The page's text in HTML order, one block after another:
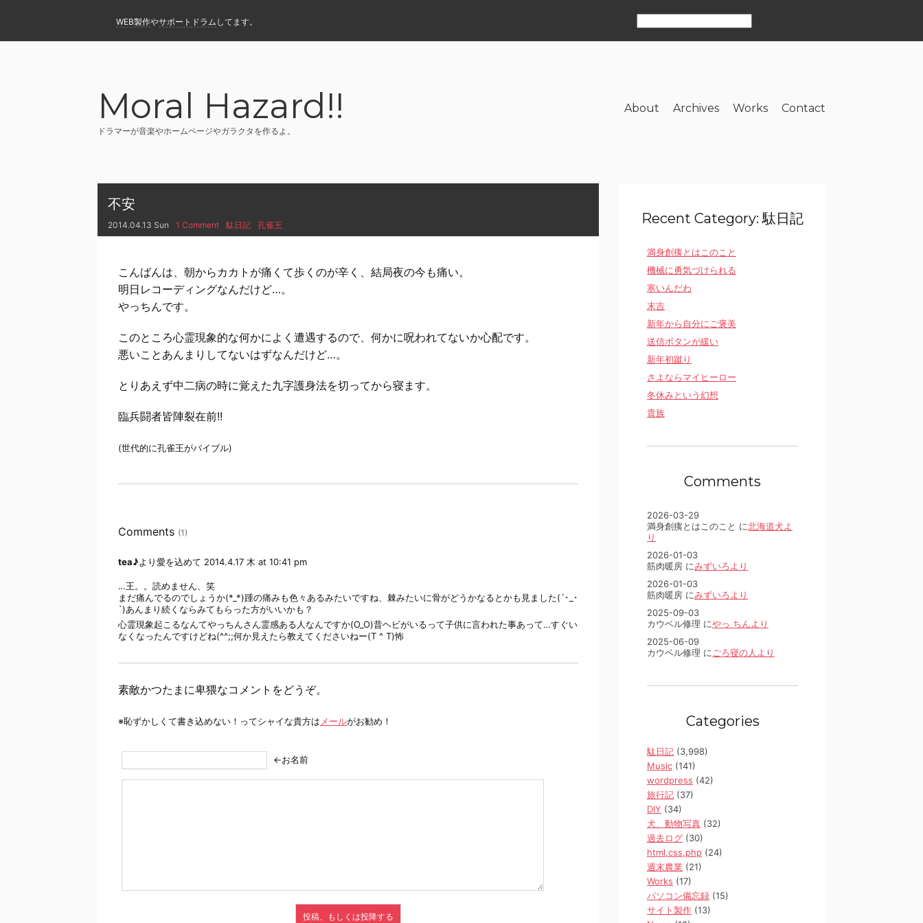
WEB製作やサポートドラム してます。
Moral Hazard!!
ドラマーが音楽やホームページやガラクタを作るよ。
About Archives Works Contact
不安
2014.04.13 Sun 1 Comment 駄日記 孔雀王
こんばんは、朝からカカトが痛くて歩くのが辛く、結局夜の今も痛い。
明日レコーディングなんだけど…。
やっちんです。
このところ心霊現象的な何かによく遭遇するので、何かに呪われてないか心配です。
悪いことあんまりしてないはずなんだけど…。
とりあえず中二病の時に覚えた九字護身法を切ってから寝ます。
臨兵闘者皆陣裂在前!!
(世代的に孔雀王がバイブル)
Comments (1)
tea♪より愛を込めて 2014.4.17 木 at 10:41 pm
…王。。読めません、笑
まだ痛んでるのでしょうか(*_*)踵の痛みも色々あるみたいですね、棘みたいに骨がどうかなるとかも見ました(´･_･
`)あんまり続くならみてもらった方がいいかも？
心霊現象起こるなんてやっちんさん霊感ある人なんですか(O_O)昔ヘビがいるって子供に言われた事あって…すぐい
なくなったんですけどね(^^;;何か見えたら教えてくださいねー(T ^ T)怖
素敵かつたまに卑猥なコメントをどうぞ。
※恥ずかしくて書き込めない！ってシャイな貴方は メールがお勧め！
←お名前
Recent Category: 駄日記
満身創痍とはこのこと
機械に勇気づけられる
寒いんだわ
末吉
新年から自分にご褒美
送信ボタンが緩い
新年初蹴り
さよならマイヒーロー
冬休みという幻想
貴族
Comments
2026-03-29
満身創痍とはこのこと に北海道犬よ
り
2026-01-03
筋肉暖房 にみずいろより
2026-01-03
筋肉暖房 にみずいろより
2025-09-03
カウベル修理 にやっ ちんより
2025-06-09
カウベル修理 に ごろ寝の人より
Categories
駄日記 (3,998)
Music (141)
wordpress (42)
旅行記 (37)
DIY (34)
犬、動物写真 (32)
過去ログ (30)
html,css,php (24)
週末農業 (21)
Works (17)
パソコン備忘録 (15)
サイト製作 (13)